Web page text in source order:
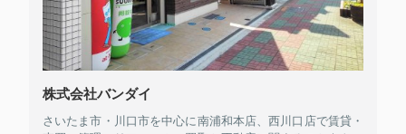
株式会社バンダイ
さいたま市・川口市を中心に南浦和本店、西川口店で賃貸・